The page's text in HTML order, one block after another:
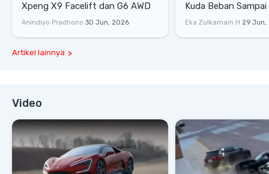
Xpeng X9 Facelift dan G6 AWD
Anindiyo Pradhono 30 Jun, 2026
Kuda Beban
Lifestyle
Eka Zulkarnain H 29 Jun,
Artikel lainnya
Video